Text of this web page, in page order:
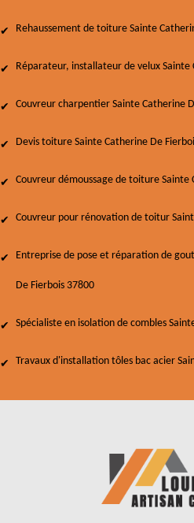
Rehaussement de toiture Sainte
Réparateur, installateur de velux Sainte
Couvreur charpentier Sainte Catherine
Devis toiture Sainte Catherine De
Couvreur démoussage de toiture Sainte
Couvreur pour rénovation de toitur
Entreprise de pose et réparation de
De Fierbois 37800
Spécialiste en isolation de combles
Travaux d'installation tôles bac acier